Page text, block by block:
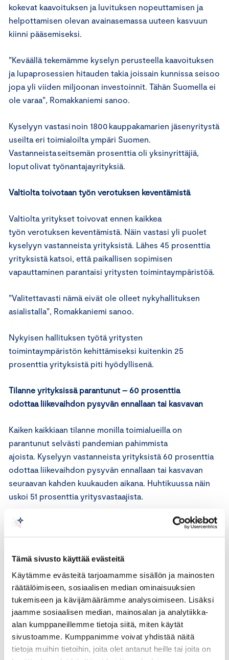
Tämä sivusto käyttää evästeitä
Käytämme evästeitä tarjoamamme sisällön ja mainosten
räätälöimiseen, sosiaalisen median ominaisuuksien
tukemiseen ja kävijämäärämme analysoimiseen. Lisäksi
jaamme sosiaalisen median, mainosalan ja analytiikka-
alan kumppaneillemme tietoja siitä, miten käytät
sivustoamme. Kumppanimme voivat yhdistää näitä
tietoja muihin tietoihin, joita olet antanut heille tai joita on
kokevat kaavoituksen ja luvituksen nopeuttamisen ja
helpottamisen olevan avainasemassa uuteen kasvuun
kiinni pääsemiseksi.
”Keväällä tekemämme kyselyn perusteella kaavoituksen
ja lupaprosessien hitauden takia joissain kunnissa seisoo
jopa yli viiden miljoonan investoinnit. Tähän Suomella ei
ole varaa”, Romakkaniemi sanoo.
Kyselyyn vastasi noin 1800 kauppakamarien jäsenyritystä
useilta eri toimialoilta ympäri Suomen.
Vastanneista seitsemän prosenttia oli yksinyrittäjiä,
loput olivat työnantajayrityksiä.
Valtiolta toivotaan työn verotuksen keventämistä
Valtiolta yritykset toivovat ennen kaikkea
työn verotuksen keventämistä. Näin vastasi yli puolet
kyselyyn vastanneista yrityksistä. Lähes 45 prosenttia
yrityksistä katsoi, että paikallisen sopimisen
vapauttaminen parantaisi yritysten toimintaympäristöä.
”Valitettavasti nämä eivät ole olleet nykyhallituksen
asialistalla”, Romakkaniemi sanoo.
Nykyisen hallituksen työtä yritysten
toimintaympäristön kehittämiseksi kuitenkin 25
prosenttia yrityksistä piti hyödyllisenä.
Tilanne yrityksissä parantunut – 60 prosenttia
odottaa liikevaihdon pysyvän ennallaan tai kasvavan
Kaiken kaikkiaan tilanne monilla toimialueilla on
parantunut selvästi pandemian pahimmista
ajoista. Kyselyyn vastanneista yrityksistä 60 prosenttia
odottaa liikevaihdon pysyvän ennallaan tai kasvavan
seuraavan kahden kuukauden aikana. Huhtikuussa näin
uskoi 51 prosenttia yritysvastaajista.
Keskuskauppakamarin pääekonomistin Mauri Kotamäen
mukaan monet eri indikaattorit osoittavat positiiviseen
edelleen tukalassa tilanteessa eikä
lähitulevaisuudenkaan odotukset ole yhtä toiveikkaita
kuin muilla aloilla.
”Jo pelkästään globaalin talouden vedosta johtuva kasvu
tulee olemaan niin voimakasta seuraavan parin vuoden
aikana, että sitä on
vaikea mokata edes kehnolla politiikalla”, Kotamäki